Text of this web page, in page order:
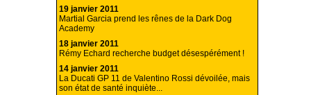
19 janvier 2011
Martial Garcia prend les rênes de la Dark Dog
Academy
18 janvier 2011
Rémy Echard recherche budget désespérément !
14 janvier 2011
La Ducati GP 11 de Valentino Rossi dévoilée, mais
son état de santé inquiète...